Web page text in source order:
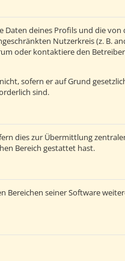
Daten deines Profils und die
Nutzerkreis (z. B.
oder kontaktiere den
sofern er auf Grund
sind.
dies zur Übermittlung
Bereich gestattet hast.
Bereichen seiner Software